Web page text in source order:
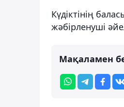
Күдіктінің
жәбірленуші
Мақаламен